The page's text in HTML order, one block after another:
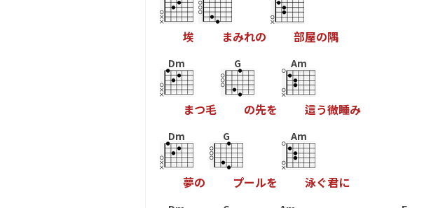
埃 まみれの 部屋の隅
Dm
まつ毛
G
の先を
Am
這う微睡み
Dm
夢の
G
プールを
Am
泳ぐ君に